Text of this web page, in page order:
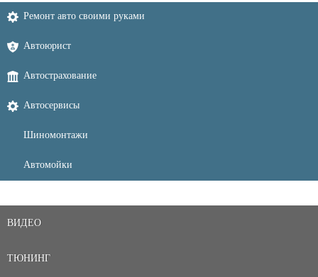
Ремонт авто своими руками
Автоюрист
Автострахование
Автосервисы
Шиномонтажи
Автомойки
ВИДЕО
ТЮНИНГ